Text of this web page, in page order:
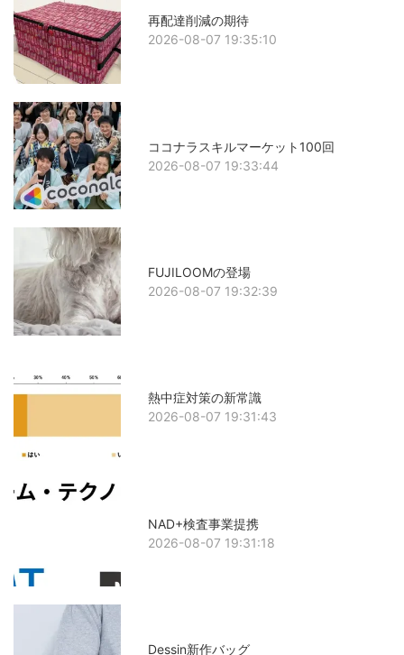
再配達削減の期待
2026-08-07 19:35:10
ココナラスキルマーケット100回
2026-08-07 19:33:44
FUJILOOMの登場
2026-08-07 19:32:39
熱中症対策の新常識
2026-08-07 19:31:43
NAD+検査事業提携
2026-08-07 19:31:18
Dessin新作バッグ